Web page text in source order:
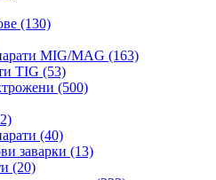
(130)
MIG/MAG (163)
TIG (53)
(500)
(40)
заварки (13)
(20)